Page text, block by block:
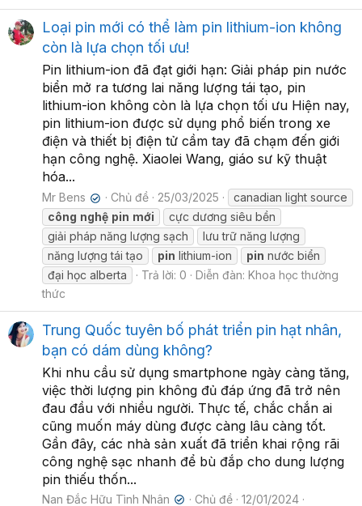
Loại pin mới có thể làm pin lithium-ion không
còn là lựa chọn tối ưu!
Pin lithium-ion đã đạt giới hạn: Giải pháp pin nước
biển mở ra tương lai năng lượng tái tạo, pin
lithium-ion không còn là lựa chọn tối ưu Hiện nay,
pin lithium-ion được sử dụng phổ biến trong xe
điện và thiết bị điện tử cầm tay đã chạm đến giới
hạn công nghệ. Xiaolei Wang, giáo sư kỹ thuật
hóa...
Mr Bens ✔ Chủ đề 25/03/2025
canadian light source
công nghệ pin mới
cực dương siêu bền
giải pháp năng lượng sạch
lưu trữ năng lượng
năng lượng tái tạo
pin lithium-ion pin nước biển
đại học alberta
Trả lời: 0 Diễn đàn: Khoa học thường
thức
Trung Quốc tuyên bố phát triển pin hạt nhân,
bạn có dám dùng không?
Khi nhu cầu sử dụng smartphone ngày càng tăng,
việc thời lượng pin không đủ đáp ứng đã trở nên
đau đầu với nhiều người. Thực tế, chắc chắn ai
cũng muốn máy dùng được càng lâu càng tốt.
Gần đây, các nhà sản xuất đã triển khai rộng rãi
công nghệ sạc nhanh để bù đắp cho dung lượng
pin thiếu thốn...
Nan Đắc Hữu Tình Nhân ✔ Chủ đề 12/01/2024